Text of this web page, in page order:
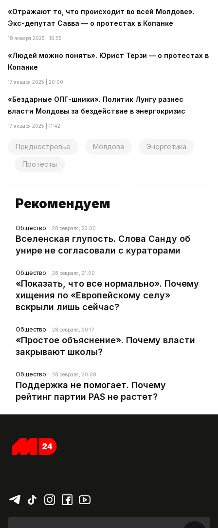
«Отражают то, что происходит во всей Молдове».
Экс-депутат Савва — о протестах в Копанке
18 января 2025 | 16:55
«Людей можно понять». Юрист Терзи — о протестах в
Копанке
17 января 2025 | 20:00
«Бездарные ОПГ-шники». Политик Лунгу разнес
власти Молдовы за бездействие в энергокризис
17 января 2025 | 11:42
Приднестровье Молдова Энергетика
Протесты
Рекомендуем
Общество 28 февраля, 23:00
Вселенская глупость. Слова Санду об
унире не согласовали с кураторами
Общество 28 февраля, 21:09
«Показать, что все нормально». Почему
хищения по «Европейскому селу»
вскрыли лишь сейчас?
Общество 28 февраля, 20:17
«Простое объяснение». Почему власти
закрывают школы?
Общество 28 февраля, 20:08
Поддержка не помогает. Почему
рейтинг партии PAS не растет?